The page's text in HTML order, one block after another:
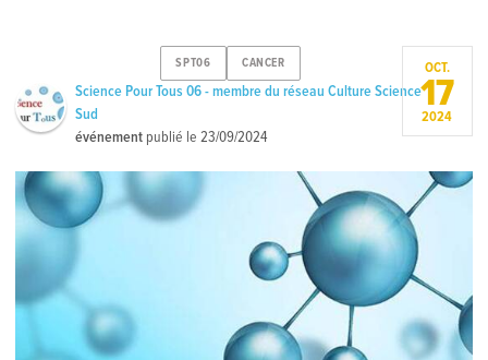
SPT06 CANCER
Science Pour Tous 06 - membre du réseau Culture Science
Sud
événement publié le23/09/2024
OCT.
17
2024